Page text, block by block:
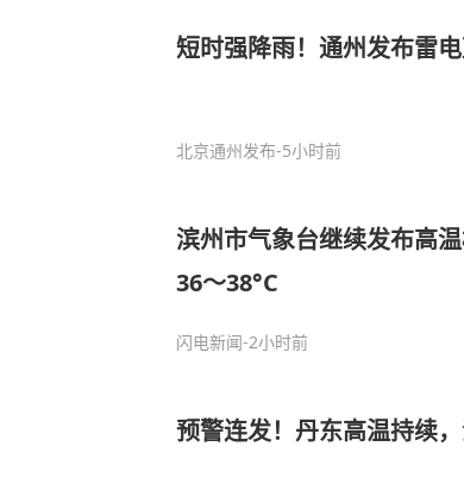
短时强降雨！通州发布雷
北京通州发布-5小时前
滨州市气象台继续发布高
36～38°C
闪电新闻-2小时前
预警连发！丹东高温持续